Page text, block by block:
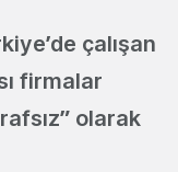
çalışan
firmalar
olarak